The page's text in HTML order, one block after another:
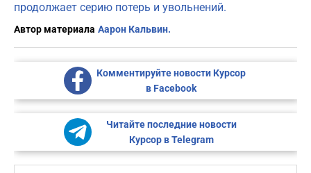
продолжает серию потерь и увольнений.
Автор материала Аарон Кальвин.
Комментируйте новости Курсор
в Facebook
Читайте последние новости
Курсор в Telegram